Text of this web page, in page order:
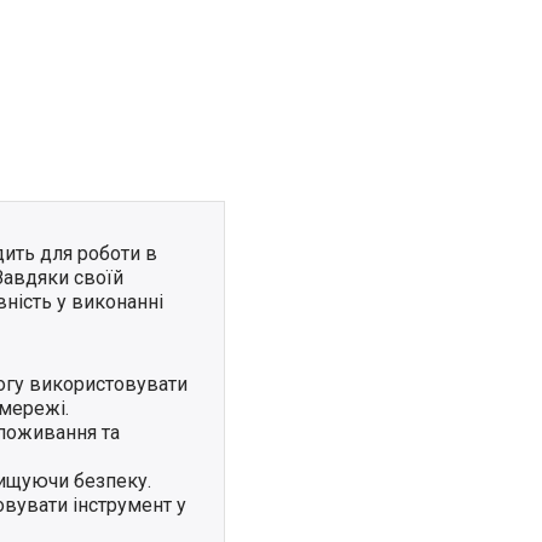
для роботи в
своїй
у виконанні
використовувати
та
безпеку.
інструмент у